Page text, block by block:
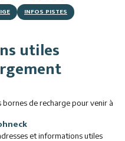
INFOS PISTES
utiles
bornes de recharge pour venir à
et informations utiles